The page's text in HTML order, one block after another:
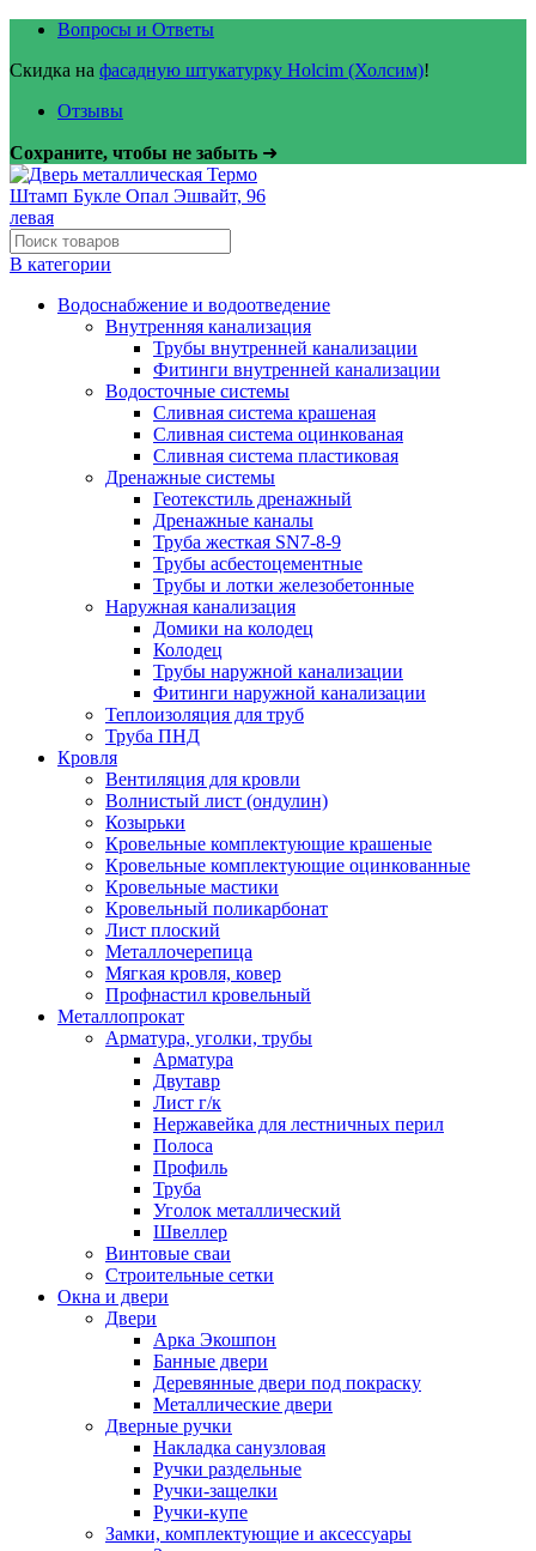
Вопросы и Ответы
Скидка на фасадную штукатурку Holcim (Холсим)!
Отзывы
Сохраните, чтобы не забыть ➜
В категории
Водоснабжение и водоотведение
Внутренняя канализация
Трубы внутренней канализации
Фитинги внутренней канализации
Водосточные системы
Сливная система крашеная
Сливная система оцинкованая
Сливная система пластиковая
Дренажные системы
Геотекстиль дренажный
Дренажные каналы
Труба жесткая SN7-8-9
Трубы асбестоцементные
Трубы и лотки железобетонные
Наружная канализация
Домики на колодец
Колодец
Трубы наружной канализации
Фитинги наружной канализации
Теплоизоляция для труб
Труба ПНД
Кровля
Вентиляция для кровли
Волнистый лист (ондулин)
Козырьки
Кровельные комплектующие крашеные
Кровельные комплектующие оцинкованные
Кровельные мастики
Кровельный поликарбонат
Лист плоский
Металлочерепица
Мягкая кровля, ковер
Профнастил кровельный
Металлопрокат
Арматура, уголки, трубы
Арматура
Двутавр
Лист г/к
Нержавейка для лестничных перил
Полоса
Профиль
Труба
Уголок металлический
Швеллер
Винтовые сваи
Строительные сетки
Окна и двери
Двери
Арка Экошпон
Банные двери
Деревянные двери под покраску
Металлические двери
Дверные ручки
Накладка санузловая
Ручки раздельные
Ручки-защелки
Ручки-купе
Замки, комплектующие и аксессуары